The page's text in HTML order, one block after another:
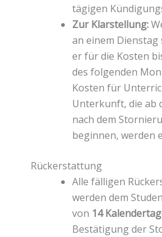
tägigen
Zur Klarstellung:
an einem
er für die Kosten
des folgenden
Kosten für
Unterkunft, die ab
nach dem
beginnen, werden
Rückerstattung
Alle fälligen
werden dem
von 14
Bestätigung der